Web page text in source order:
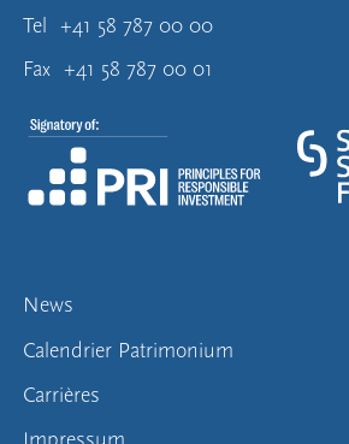
Tel +41 58 787 00 00
Fax +41 58 787 00 01
News
Calendrier Patrimonium
Carrières